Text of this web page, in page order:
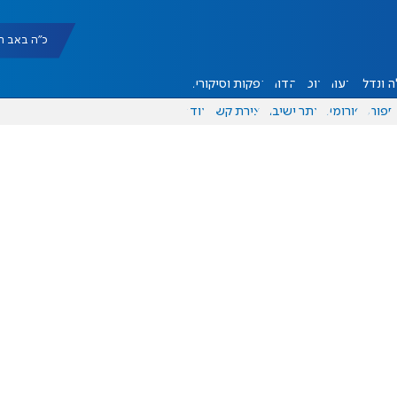
כ"ה באב תשפ"ו
ונדל"ן דעות אוכל יהדות הפקות וסיקורים
ספורט פורומים אתר ישיבה יצירת קשר עוד